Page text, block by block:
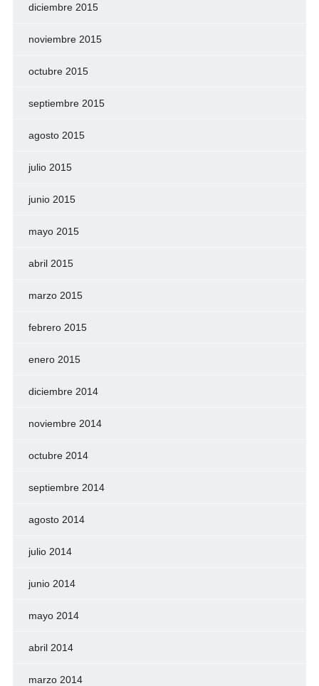
diciembre 2015
noviembre 2015
octubre 2015
septiembre 2015
agosto 2015
julio 2015
junio 2015
mayo 2015
abril 2015
marzo 2015
febrero 2015
enero 2015
diciembre 2014
noviembre 2014
octubre 2014
septiembre 2014
agosto 2014
julio 2014
junio 2014
mayo 2014
abril 2014
marzo 2014